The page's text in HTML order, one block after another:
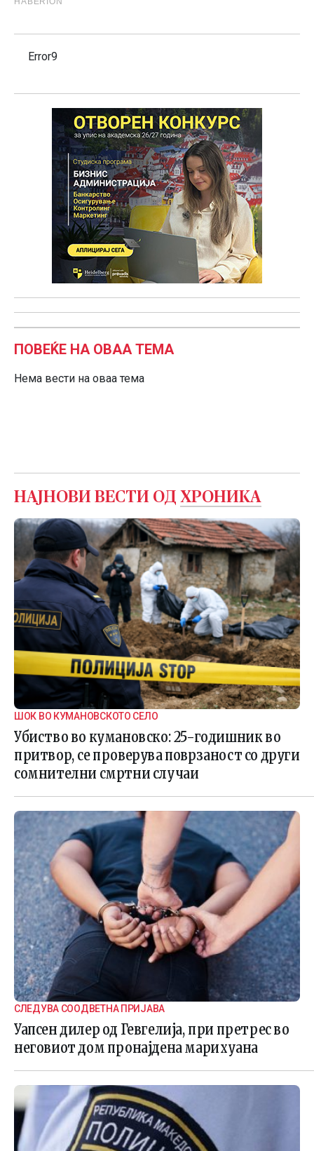
Error9
ПОВЕЌЕ НА ОВАА ТЕМА
Нема вести на оваа тема
НАЈНОВИ ВЕСТИ ОД ХРОНИКА
ШОК ВО КУМАНОВСКОТО СЕЛО
Убиство во кумановско: 25-годишник во
притвор, се проверува поврзаност со други
сомнителни смртни случаи
СЛЕДУВА СООДВЕТНА ПРИЈАВА
Уапсен дилер од Гевгелија, при претрес во
неговиот дом пронајдена марихуана